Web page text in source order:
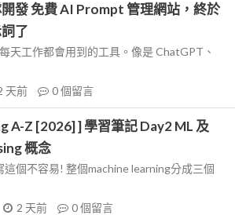
開發 免費 AI Prompt 管理網站，終於
了
天工作都會用到的工具。像是 ChatGPT、
天前 0個留言
A-Z [2026] ] 學習筆記 Day2 ML 及
概念
個不容易! 整個machine learning分成三個
2 天前 0個留言